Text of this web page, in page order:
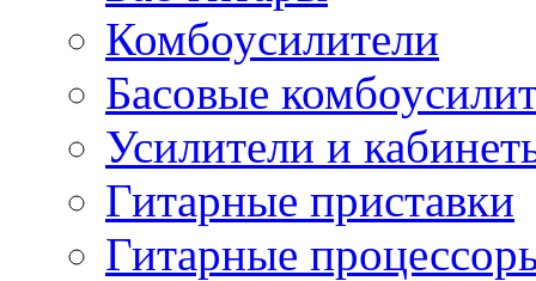
Комбоусилители
Басовые
Усилители и
Гитарные приставки
Гитарные